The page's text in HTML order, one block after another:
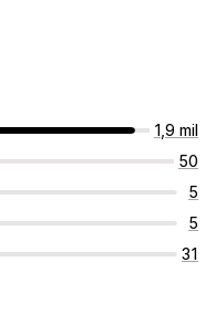
1,9 mil
50
5
5
31